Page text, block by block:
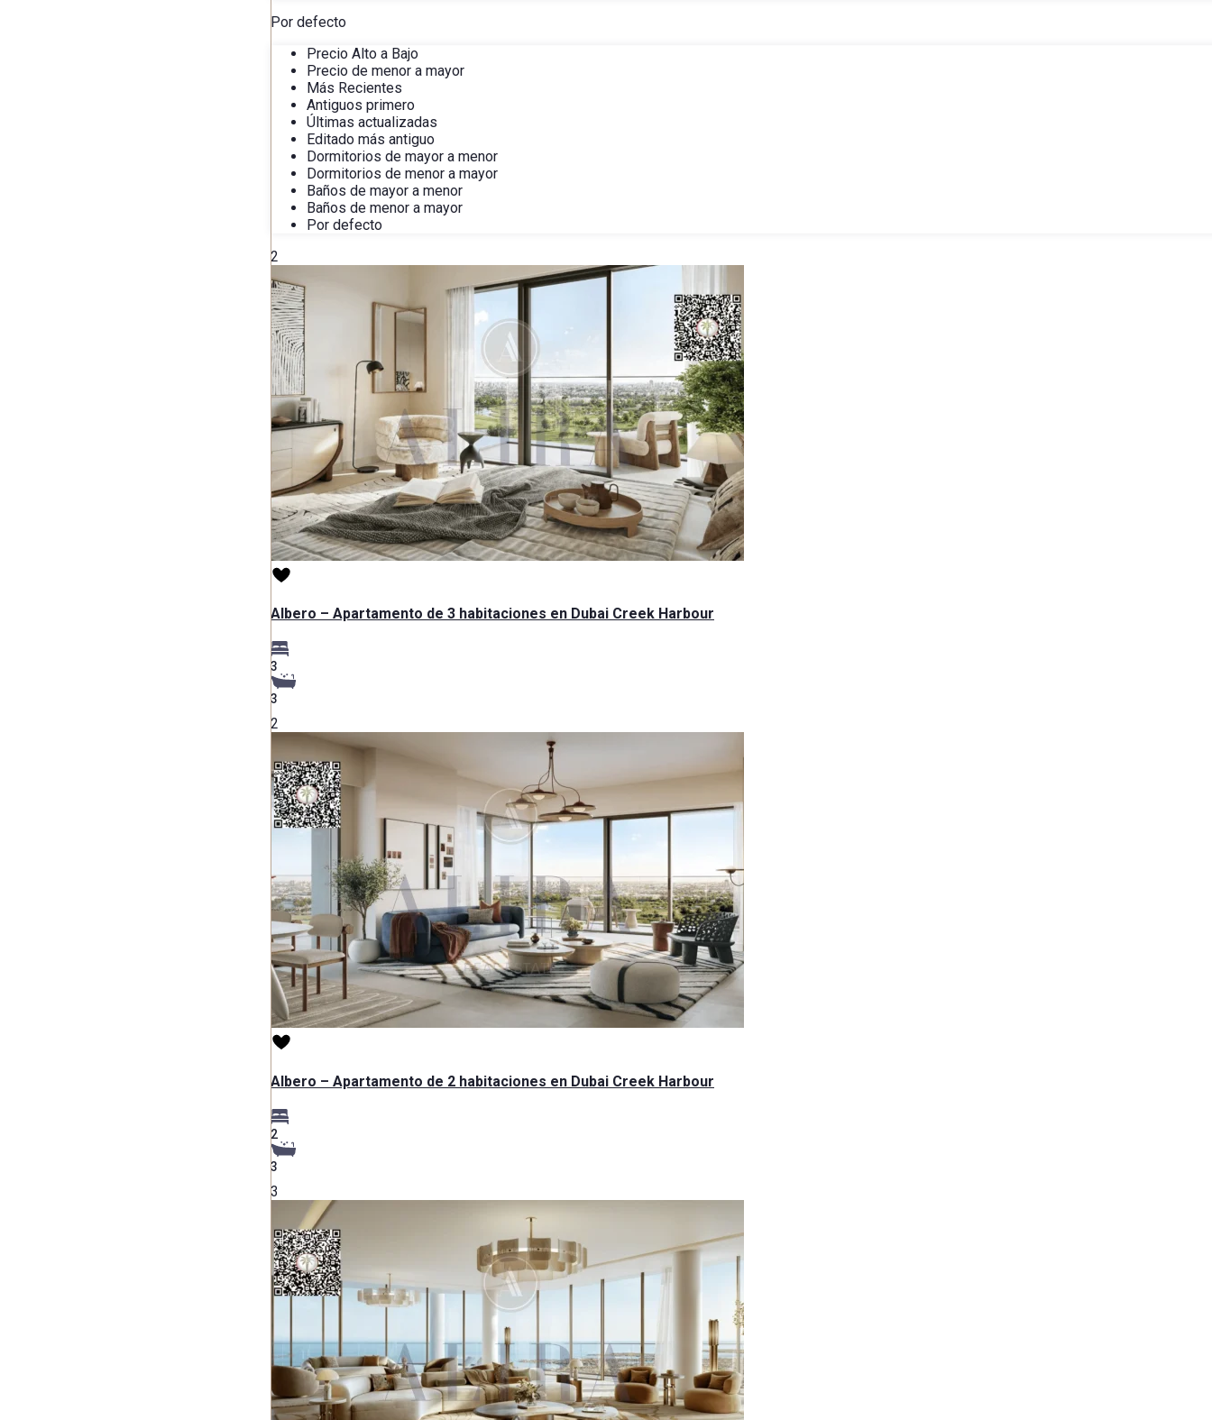
Por defecto
Precio Alto a Bajo
Precio de menor a mayor
Más Recientes
Antiguos primero
Últimas actualizadas
Editado más antiguo
Dormitorios de mayor a menor
Dormitorios de menor a mayor
Baños de mayor a menor
Baños de menor a mayor
Por defecto
2
Albero – Apartamento de 3 habitaciones en Dubai Creek Harbour
3
3
2
Albero – Apartamento de 2 habitaciones en Dubai Creek Harbour
2
3
3